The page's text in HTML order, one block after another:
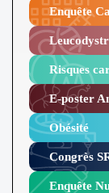
Enquête
Risques
E-poster
Obésité ​
Congrès
Enquête